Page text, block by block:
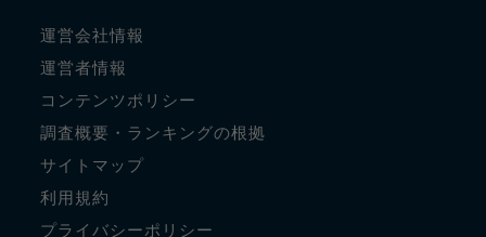
運営会社情報
運営者情報
コンテンツポリシー
調査概要・ランキングの根拠
サイトマップ
利用規約
プライバシーポリシー